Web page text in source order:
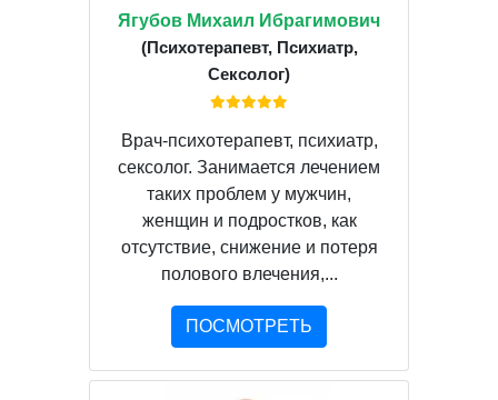
Ягубов Михаил Ибрагимович
(Психотерапевт, Психиатр,
Сексолог)
Врач-психотерапевт, психиатр,
сексолог. Занимается лечением
таких проблем у мужчин,
женщин и подростков, как
отсутствие, снижение и потеря
полового влечения,...
ПОСМОТРЕТЬ